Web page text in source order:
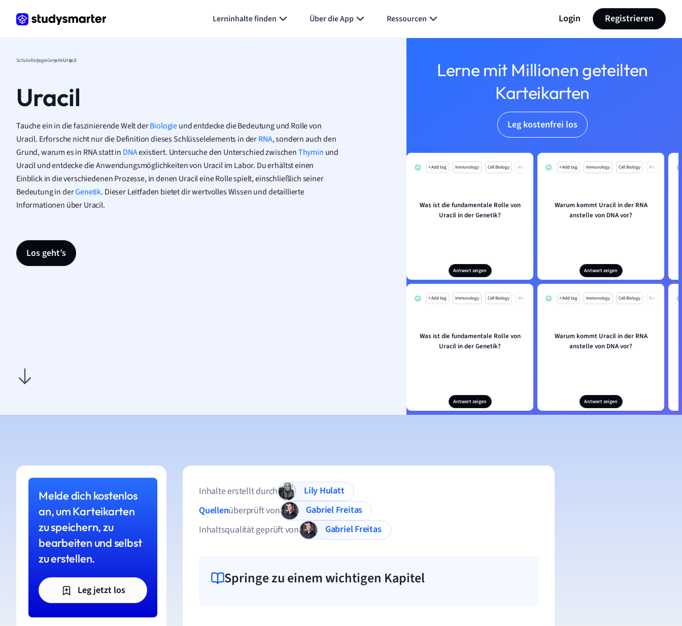
Lerninhalte finden Über die App Ressourcen Login Registrieren
SchuleBiologieGenetikUracil
Uracil
Tauche ein in die faszinierende Welt derBiologieund entdecke die Bedeutung und Rolle von
Uracil. Erforsche nicht nur die Definition dieses Schlüsselelements in derRNA, sondern auch den
Grund, warum es in RNA statt in DNAexistiert. Untersuche den Unterschied zwischenThymin und
Uracil und entdecke die Anwendungsmöglichkeiten von Uracil im Labor. Du erhältst einen
Einblick in die verschiedenen Prozesse, in denen Uracil eine Rolle spielt, einschließlich seiner
Bedeutung in derGenetik. Dieser Leitfaden bietet dir wertvolles Wissen und detaillierte
Informationen über Uracil.
Los geht’s
Lerne mit Millionen geteilten
Karteikarten
Leg kostenfrei los
+ Add tag Immunology Cell Biology Mo
Was ist die fundamentale Rolle von
Uracil in der Genetik?
Antwort zeigen
+ Add tag Immunology Cell Biology Mo
Warum kommt Uracil in der RNA
anstelle von DNA vor?
Antwort zeigen
+ Add tag Immunology Cell Biology Mo
Was ist die fundamentale Rolle von
Uracil in der Genetik?
Antwort zeigen
+ Add tag Immunology Cell Biology Mo
Warum kommt Uracil in der RNA
anstelle von DNA vor?
Antwort zeigen
Melde dich kostenlos
an, um Karteikarten
zu speichern, zu
bearbeiten und selbst
zu erstellen.
Leg jetzt los
Inhalte erstellt durch
Lily Hulatt
Quellenüberprüft von
Gabriel Freitas
Inhaltsqualität geprüft von
Gabriel Freitas
Springe zu einem wichtigen Kapitel